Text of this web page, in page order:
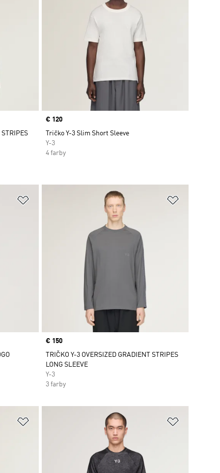
STRIPES
Price
€ 120
Tričko Y-3 Slim Short Sleeve
Y-3
4 farby
Pridať do zoznamu želaných položiek
Price
€ 150
TRIČKO Y-3 OVERSIZED GRADIENT STRIPES
LONG SLEEVE
Y-3
3 farby
Pridať do zoznamu želaných položiek